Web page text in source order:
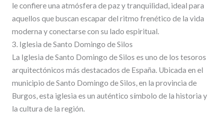
le confiere una atmósfera de paz y tranquilidad, ideal para
aquellos que buscan escapar del ritmo frenético de la vida
moderna y conectarse con su lado espiritual.
3. Iglesia de Santo Domingo de Silos
La Iglesia de Santo Domingo de Silos es uno de los tesoros
arquitectónicos más destacados de España. Ubicada en el
municipio de Santo Domingo de Silos, en la provincia de
Burgos, esta iglesia es un auténtico símbolo de la historia y
la cultura de la región.